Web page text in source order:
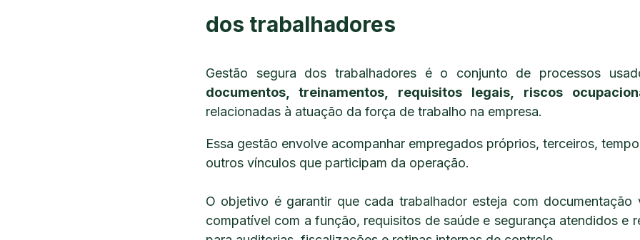
dos trabalhadores
Gestão segura dos trabalhadores é o conjunto de processos
documentos, treinamentos, requisitos legais, riscos
relacionadas à atuação da força de trabalho na empresa.
Essa gestão envolve acompanhar empregados próprios, terceiros,
outros vínculos que participam da operação.
O objetivo é garantir que cada trabalhador esteja com documentação
compatível com a função, requisitos de saúde e segurança atendidos e